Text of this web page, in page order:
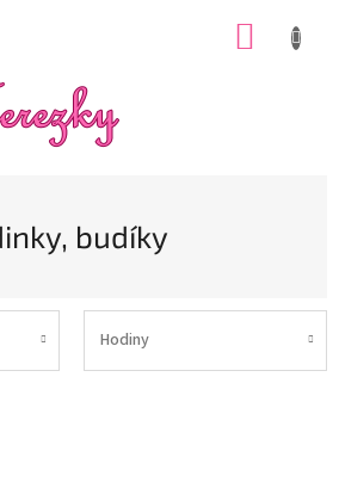
budíky
Hodiny